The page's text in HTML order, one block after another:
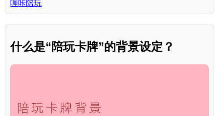
喱咔陪玩
什么是“陪玩卡牌”的背景设定？